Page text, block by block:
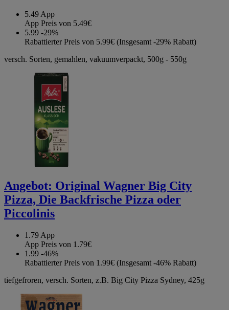
5.49 App
App Preis von 5.49€
5.99 -29%
Rabattierter Preis von 5.99€ (Insgesamt -29% Rabatt)
versch. Sorten, gemahlen, vakuumverpackt, 500g - 550g
Angebot: Original Wagner Big City
Pizza, Die Backfrische Pizza oder
Piccolinis
1.79 App
App Preis von 1.79€
1.99 -46%
Rabattierter Preis von 1.99€ (Insgesamt -46% Rabatt)
tiefgefroren, versch. Sorten, z.B. Big City Pizza Sydney, 425g